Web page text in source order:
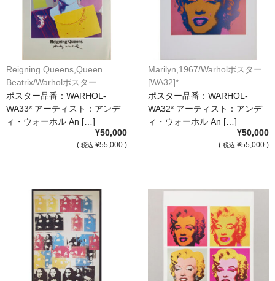
オーダーメイド額装
額装のご相談・注文方法
額装参考作品
ショップ
Reigning Queens,Queen
Beatrix/Warholポスター
[WA33]*
ポスター品番：WARHOL-
WA33* アーティスト：アンデ
ィ・ウォーホル An […]
¥50,000
( 税込 ¥55,000 )
Marilyn,1967/Warholポスター
[WA32]*
ポスター品番：WARHOL-
WA32* アーティスト：アンデ
ィ・ウォーホル An […]
¥50,000
( 税込 ¥55,000 )